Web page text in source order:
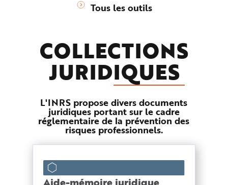
Tous les outils
COLLECTIONS
JURIDIQUES
L'INRS propose divers documents
juridiques portant sur le cadre
réglementaire de la prévention des
risques professionnels.